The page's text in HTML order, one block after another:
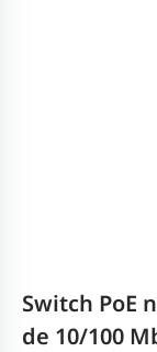
Switch PoE
de 10/100